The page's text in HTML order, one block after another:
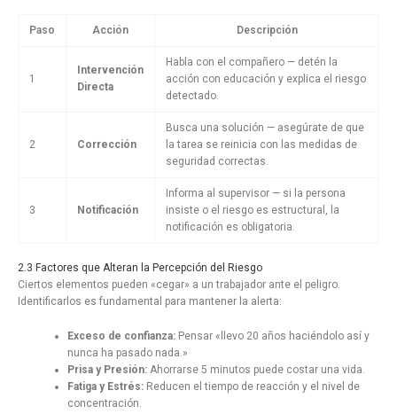
Paso Acción Descripción
1
Intervención
Directa
Habla con el compañero — detén la
acción con educación y explica el riesgo
detectado.
2 Corrección
Busca una solución — asegúrate de que
la tarea se reinicia con las medidas de
seguridad correctas.
3 Notificación
Informa al supervisor — si la persona
insiste o el riesgo es estructural, la
notificación es obligatoria.
2.3 Factores que Alteran la Percepción del Riesgo
Ciertos elementos pueden «cegar» a un trabajador ante el peligro.
Identificarlos es fundamental para mantener la alerta:
Exceso de confianza: Pensar «llevo 20 años haciéndolo así y
nunca ha pasado nada.»
Prisa y Presión: Ahorrarse 5 minutos puede costar una vida.
Fatiga y Estrés: Reducen el tiempo de reacción y el nivel de
concentración.